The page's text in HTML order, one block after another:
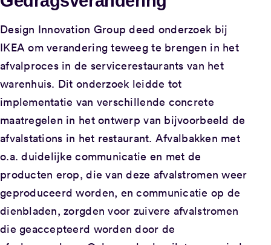
Design Innovation Group deed onderzoek bij
IKEA om verandering teweeg te brengen in het
afvalproces in de servicerestaurants van het
warenhuis. Dit onderzoek leidde tot
implementatie van verschillende concrete
maatregelen in het ontwerp van bijvoorbeeld de
afvalstations in het restaurant. Afvalbakken met
o.a. duidelijke communicatie en met de
producten erop, die van deze afvalstromen weer
geproduceerd worden, en communicatie op de
dienbladen, zorgden voor zuivere afvalstromen
die geaccepteerd worden door de